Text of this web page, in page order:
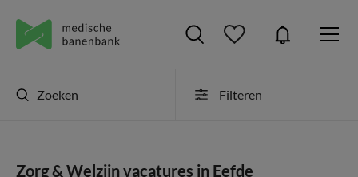
Zoeken Filteren
Zorg & Welzijn vacatures in Eefde